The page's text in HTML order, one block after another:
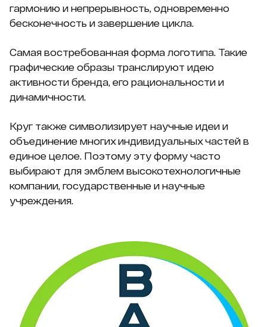
гармонию и непрерывность, одновременно
бесконечность и завершение цикла.
Самая востребованная форма логотипа. Такие
графические образы транслируют идею
активности бренда, его рациональности и
динамичности.
Круг также символизирует научные идеи и
объединение многих индивидуальных частей в
единое целое. Поэтому эту форму часто
выбирают для эмблем высокотехнологичные
компании, государственные и научные
учреждения.